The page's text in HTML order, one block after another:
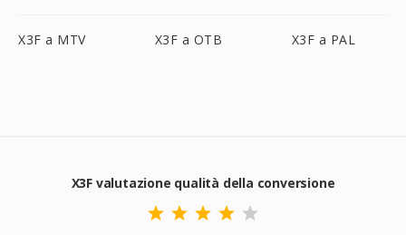
X3F a MTV X3F a OTB X3F a PAL
X3F valutazione qualità della conversione